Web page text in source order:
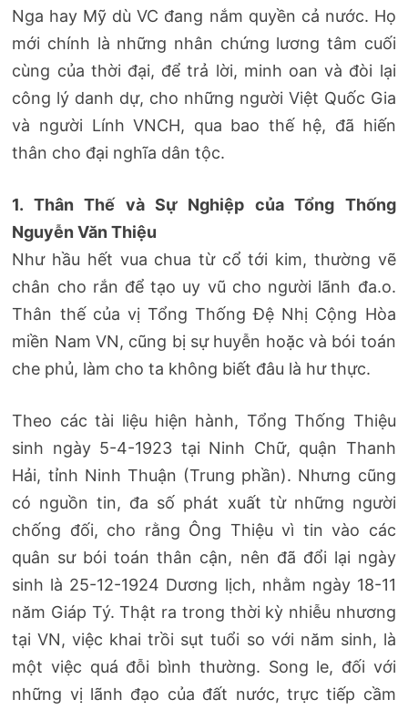
Nga hay Mỹ dù VC đang nắm quyền cả nước. Họ
mới chính là những nhân chứng lương tâm cuối
cùng của thời đại, để trả lời, minh oan và đòi lại
công lý danh dự, cho những người Việt Quốc Gia
và người Lính VNCH, qua bao thế hệ, đã hiến
thân cho đại nghĩa dân tộc.
1. Thân Thế và Sự Nghiệp của Tổng Thống
Nguyễn Văn Thiệu
Như hầu hết vua chua từ cổ tới kim, thường vẽ
chân cho rắn để tạo uy vũ cho người lãnh đa.o.
Thân thế của vị Tổng Thống Đệ Nhị Cộng Hòa
miền Nam VN, cũng bị sự huyễn hoặc và bói toán
che phủ, làm cho ta không biết đâu là hư thực.
Theo các tài liệu hiện hành, Tổng Thống Thiệu
sinh ngày 5-4-1923 tại Ninh Chữ, quận Thanh
Hải, tỉnh Ninh Thuận (Trung phần). Nhưng cũng
có nguồn tin, đa số phát xuất từ những người
chống đối, cho rằng Ông Thiệu vì tin vào các
quân sư bói toán thân cận, nên đã đổi lại ngày
sinh là 25-12-1924 Dương lịch, nhằm ngày 18-11
năm Giáp Tý. Thật ra trong thời kỳ nhiễu nhương
tại VN, việc khai trồi sụt tuổi so với năm sinh, là
một việc quá đỗi bình thường. Song le, đối với
những vị lãnh đạo của đất nước, trực tiếp cầm